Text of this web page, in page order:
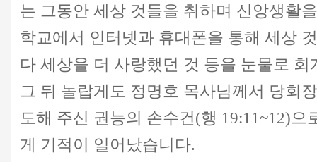
는 그동안 세상 것들을 취하며 신앙생활
학교에서 인터넷과 휴대폰을 통해 세상
다 세상을 더 사랑했던 것 등을 눈물로 회
그 뒤 놀랍게도 정명호 목사님께서 당회
도해 주신 권능의 손수건(행 19:11~12)으
게 기적이 일어났습니다.